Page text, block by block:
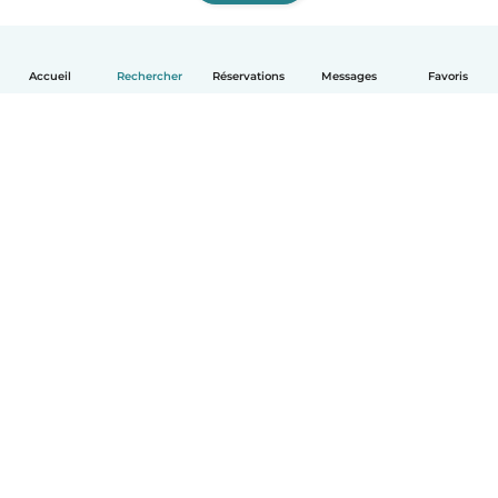
Accueil Rechercher Réservations Messages Favoris